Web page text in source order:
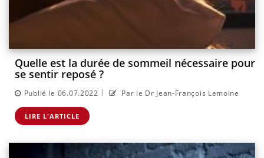
Quelle est la durée de sommeil nécessaire pour
se sentir reposé ?
Publié le 06.07.2022 | Par le Dr Jean-François Lemoine
LIRE L'ARTICLE